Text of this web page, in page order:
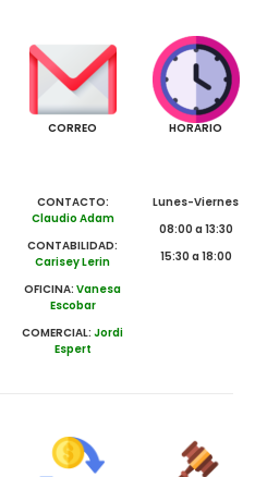
CORREO
CONTACTO:
Claudio Adam
CONTABILIDAD:
Carisey Lerin
OFICINA:Vanesa
Escobar
COMERCIAL:Jordi
Espert
HORARIO
Lunes-Viernes
08:00 a 13:30
15:30 a 18:00